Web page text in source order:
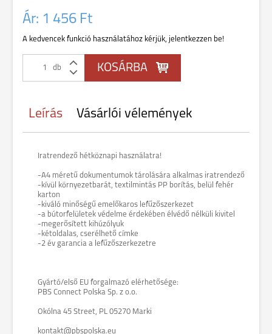
Ár: 1 456 Ft
A kedvencek funkció használatához kérjük, jelentkezzen be!
db
Leírás Vásárlói vélemények
Iratrendező hétköznapi használatra!
-A4 méretű dokumentumok tárolására alkalmas iratrendező
-kívül környezetbarát, textilmintás PP borítás, belül fehér
karton
-kiváló minőségű emelőkaros lefűzőszerkezet
-a bútorfelületek védelme érdekében élvédő nélküli kivitel
-megerősített kihúzólyuk
-kétoldalas, cserélhető címke
-2 év garancia a lefűzőszerkezetre
Gyártó/első EU forgalmazó elérhetősége:
PBS Connect Polska Sp. z o.o.
Okólna 45 Street, PL 05270 Marki
kontakt@pbspolska.eu